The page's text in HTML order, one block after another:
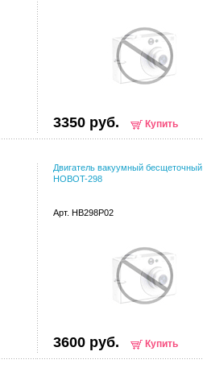
3350 руб. Купить
Двигатель вакуумный бесщеточный
HOBOT-298
Арт. HB298P02
3600 руб. Купить